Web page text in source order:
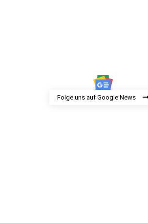
Folge uns auf Google News